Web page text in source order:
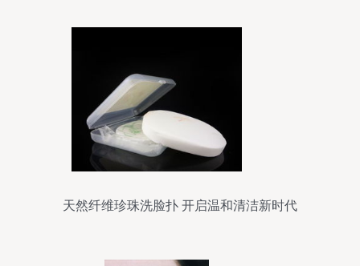
天然纤维珍珠洗脸扑 开启温和清洁新时代